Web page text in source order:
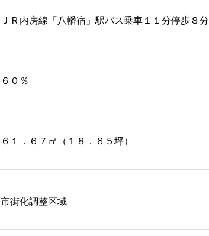
ＪＲ内房線「八幡宿」駅バス乗車１１分停歩８分
６０％
６１．６７㎡（１８．６５坪）
市街化調整区域